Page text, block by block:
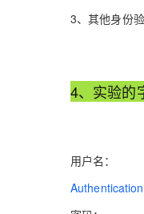
3、其他身份
4、实验的
用户名：